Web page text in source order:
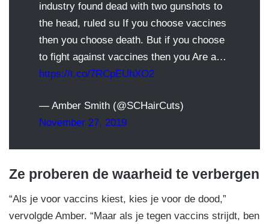
industry found dead with two gunshots to
the head, ruled su If you choose vaccines
then you choose death. But if you choose
to fight against vaccines then you Are a…
https://t.co/7RCpEUhXO2
— Amber Smith (@SCHairCuts)
November 27, 2019
Ze proberen de waarheid te verbergen
“Als je voor vaccins kiest, kies je voor de dood,”
vervolgde Amber. “Maar als je tegen vaccins strijdt, ben